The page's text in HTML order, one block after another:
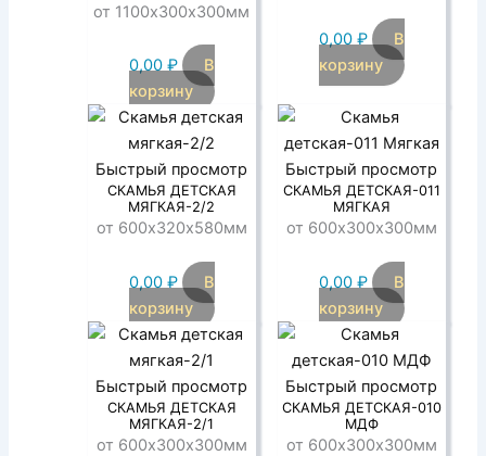
от 1100х300х300мм
0,00 ₽
В
корзину
0,00 ₽
В
корзину
Быстрый просмотр
СКАМЬЯ ДЕТСКАЯ
МЯГКАЯ-2/2
от 600х320х580мм
0,00 ₽
В
корзину
Быстрый просмотр
СКАМЬЯ ДЕТСКАЯ-011
МЯГКАЯ
от 600х300х300мм
0,00 ₽
В
корзину
Быстрый просмотр
СКАМЬЯ ДЕТСКАЯ
МЯГКАЯ-2/1
от 600х300х300мм
Быстрый просмотр
СКАМЬЯ ДЕТСКАЯ-010
МДФ
от 600х300х300мм